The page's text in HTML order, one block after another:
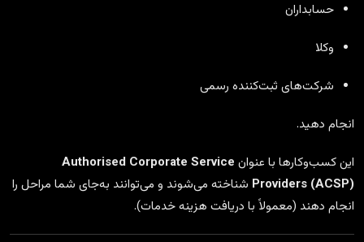
حسابداران
وکلا
شرکت‌های ثبت‌کننده رسمی
انجام دهید.
این کسب‌وکارها با عنوان Authorised Corporate Service
Providers (ACSP) شناخته می‌شوند و می‌توانند به‌جای شما مراحل را
انجام دهند (معمولاً با دریافت هزینه خدمات).